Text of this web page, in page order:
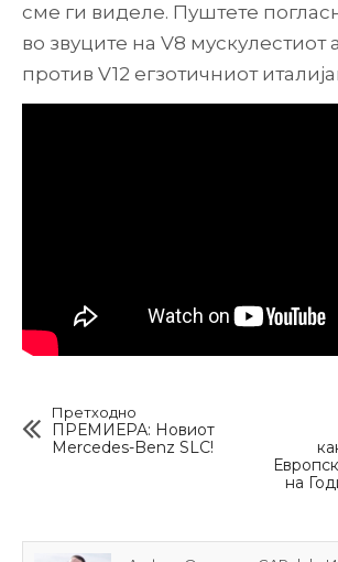
сме ги виделе. Пуштете
во звуците на V8
против V12 егзотичниот
Претходно
ПРЕМИЕРА: Новиот
Mercedes-Benz SLC!
на